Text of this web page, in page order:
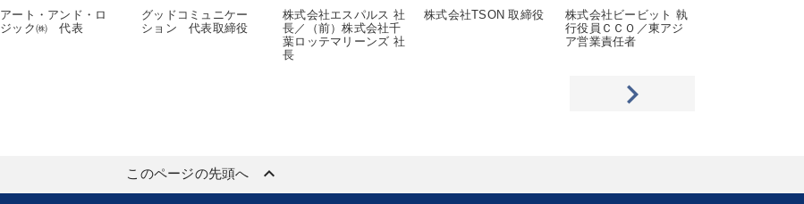
アート・アンド・ロ
ジック㈱ 代表
グッドコミュニケー
ション 代表取締役
株式会社エスパルス 社
長／（前）株式会社千
葉ロッテマリーンズ 社
長
株式会社TSON 取締役
株式会社ビービット 執
行役員ＣＣＯ／東アジ
ア営業責任者
このページの先頭へ keyboard_arrow_up